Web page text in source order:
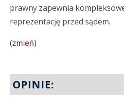
prawny zapewnia
reprezentację przed sądem.
(zmień)
OPINIE: